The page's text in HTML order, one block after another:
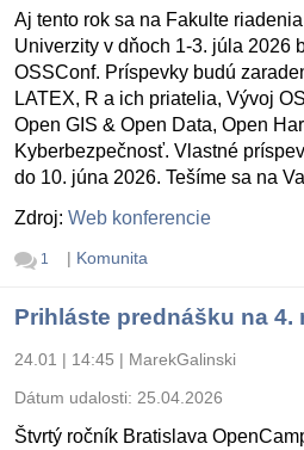
Aj tento rok sa na Fakulte
Univerzity v dňoch 1-3. júla 2026
OSSConf. Príspevky budú
LATEX, R a ich priatelia, Vývoj
Open GIS & Open Data, Open
Kyberbezpečnosť. Vlastné
do 10. júna 2026. Tešíme sa na
Zdroj: Web konferencie
1 | Komunita
Prihláste prednášku na 4.
24.01 | 14:45 | MarekGalinski
Dátum udalosti: 25.04.2026
Štvrtý ročník Bratislava